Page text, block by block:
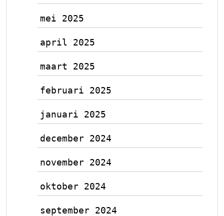
mei 2025
april 2025
maart 2025
februari 2025
januari 2025
december 2024
november 2024
oktober 2024
september 2024